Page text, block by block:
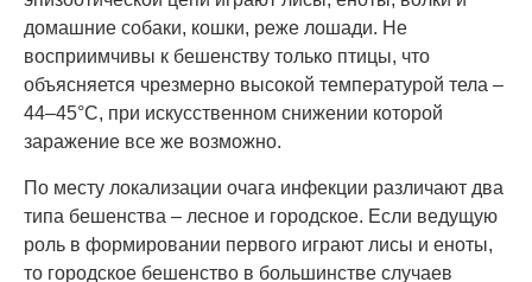
домашние собаки, кошки, реже лошади. Не
восприимчивы к бешенству только птицы, что
объясняется чрезмерно высокой температурой тела –
44–45°C, при искусственном снижении которой
заражение все же возможно.
По месту локализации очага инфекции различают два
типа бешенства – лесное и городское. Если ведущую
роль в формировании первого играют лисы и еноты,
то городское бешенство в большинстве случаев